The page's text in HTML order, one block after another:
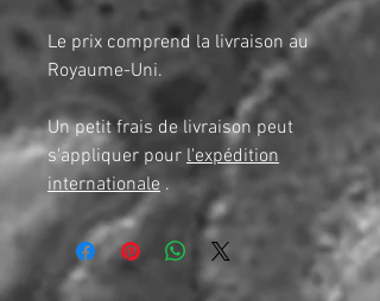
Le prix comprend la livraison au
Royaume-Uni.
Un petit frais de livraison peut
s'appliquer pour l'expédition
internationale .